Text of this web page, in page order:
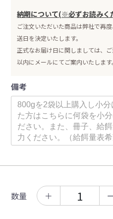
納期について(※必ずお読みく
ご注文いただいた商品は弊社で再
送日を決定いたします。
正式なお届け日に関しましては、
以内にメールにてご案内いたします。
備考
数量 ＋